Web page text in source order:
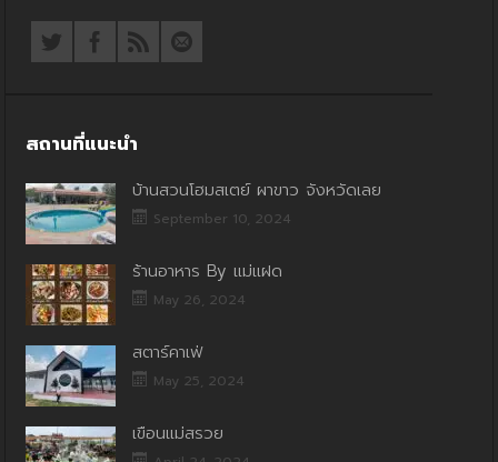
สถานที่แนะนำ
บ้านสวนโฮมสเตย์ ผาขาว จังหวัดเลย
September 10, 2024
ร้านอาหาร By แม่แฝด
May 26, 2024
สตาร์คาเฟ่
May 25, 2024
เขื่อนแม่สรวย